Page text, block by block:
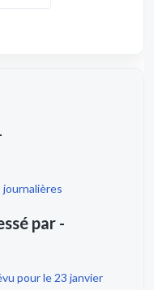
par -
pour le 23 janvier